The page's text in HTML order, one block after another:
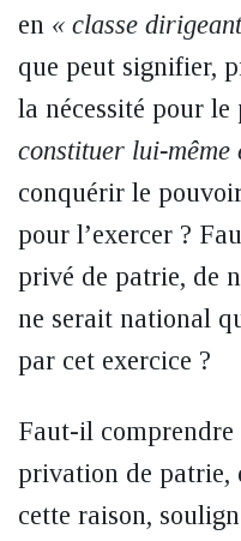
en « classe
que peut signifier,
la nécessité pour
constituer lui-même
conquérir le
pour l’exercer ?
privé de patrie, de
ne serait national
par cet exercice ?
Faut-il
privation de patrie,
cette raison,